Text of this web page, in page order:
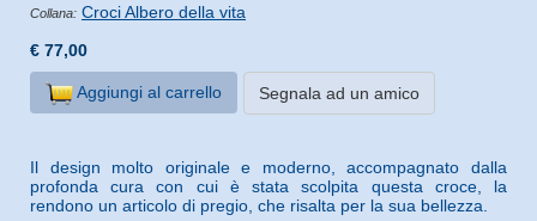
Collana: Croci Albero della vita
€ 77,00
Aggiungi al carrello Segnala ad un amico
Il design molto originale e moderno, accompagnato dalla
profonda cura con cui è stata scolpita questa croce, la
rendono un articolo di pregio, che risalta per la sua bellezza.